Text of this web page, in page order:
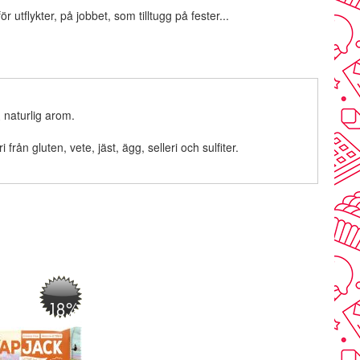
utflykter, på jobbet, som tilltugg på fester...
naturlig arom.
från gluten, vete, jäst, ägg, selleri och sulfiter.
-18%